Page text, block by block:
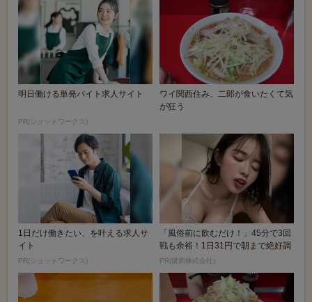
明日働ける単発バイト求人サイト
PR(ショットワークス)
ワイ関西住み、二郎が食いたくて気
が狂う
1日だけ働きたい、を叶える求人サ
イト
PR(ショットワークス)
「風俗前に飲むだけ！」45分で3回
戦も余裕！1日31円で朝まで絶好調
PR(健商株式会社)